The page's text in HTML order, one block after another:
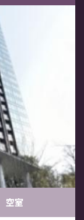
空室